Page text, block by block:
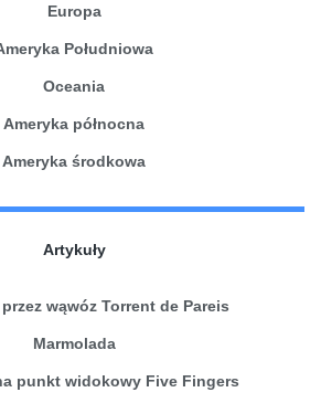
Europa
Południowa
Oceania
Ameryka północna
Ameryka środkowa
Artykuły
wąwóz Torrent de Pareis
Marmolada
punkt widokowy Five Fingers